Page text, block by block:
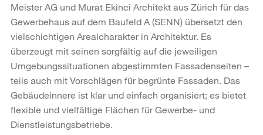
Meister AG und Murat Ekinci Architekt aus Zürich für das
Gewerbehaus auf dem Baufeld A (SENN) übersetzt den
vielschichtigen Arealcharakter in Architektur. Es
überzeugt mit seinen sorgfältig auf die jeweiligen
Umgebungssituationen abgestimmten Fassadenseiten –
teils auch mit Vorschlägen für begrünte Fassaden. Das
Gebäudeinnere ist klar und einfach organisiert; es bietet
flexible und vielfältige Flächen für Gewerbe- und
Dienstleistungsbetriebe.